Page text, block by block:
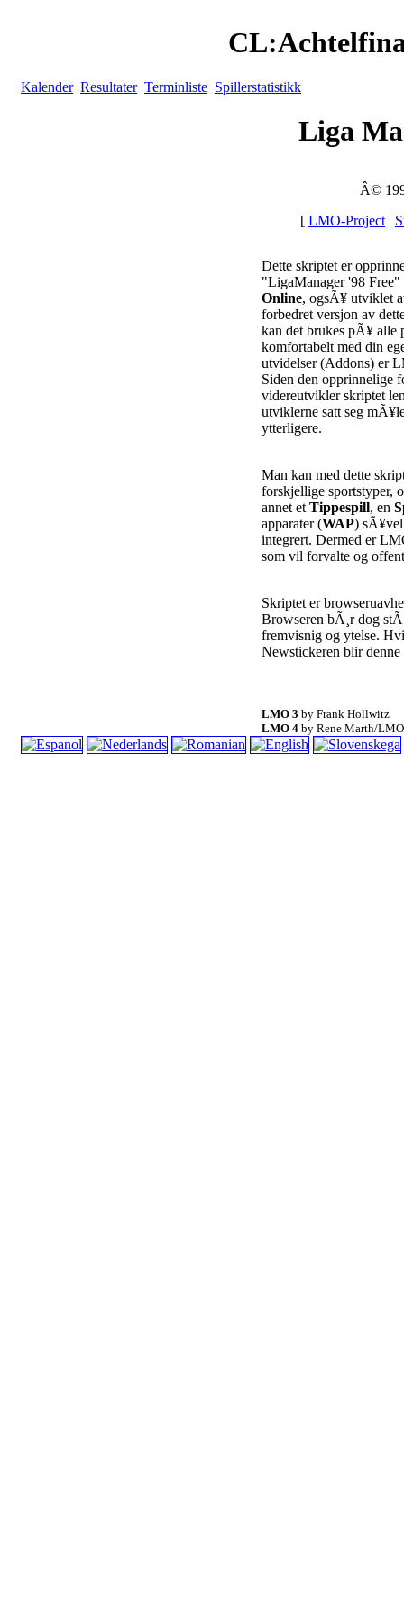
Kalender Resultater Terminliste Spillerstatistikk
Liga
Â©
[ LMO-Project |
Dette skriptet er
"LigaManager '98
Online, ogsÃ¥ utviklet
forbedret versjon av
kan det brukes pÃ¥ alle
komfortabelt med din
utvidelser (Addons) er
Siden den opprinnelige
videreutvikler skriptet
utviklerne satt seg
ytterligere.
Man kan med dette
forskjellige sportstyper,
annet et Tippespill, en
apparater (WAP)
integrert. Dermed er
som vil forvalte og
Skriptet er
Browseren bÃ¸r dog
fremvisnig og ytelse.
Newstickeren blir
LMO 3 by Frank Hollwitz
LMO 4 by Rene Marth/